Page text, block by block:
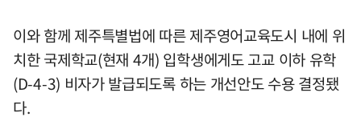
이와 함께 제주특별법에 따른 제주영어교육도시 내에 위
치한 국제학교(현재 4개) 입학생에게도 고교 이하 유학
(D-4-3) 비자가 발급되도록 하는 개선안도 수용 결정됐
다.